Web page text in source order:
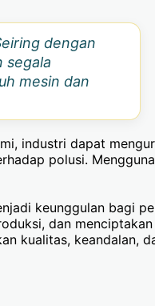
dengan
segala
mesin dan
industri dapat
polusi.
keunggulan bagi
dan
kualitas, keandalan,